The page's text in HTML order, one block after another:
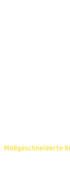
Maßgeschneiderte